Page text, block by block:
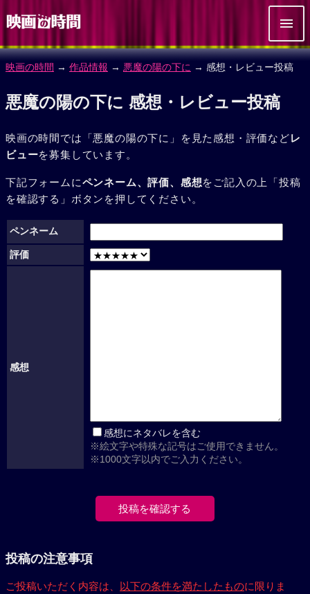
映画の時間 → 作品情報 → 悪魔の陽の下に → 感想・レビュー投稿
悪魔の陽の下に 感想・レビュー投稿
映画の時間では「悪魔の陽の下に」を見た感想・評価などレ
ビューを募集しています。
下記フォームにペンネーム、評価、感想をご記入の上「投稿
を確認する」ボタンを押してください。
ペンネーム
評価
感想
感想にネタバレを含む
※絵文字や特殊な記号はご使用できません。
※1000文字以内でご入力ください。
投稿の注意事項
ご投稿いただく内容は、 以下の条件を満たしたものに限りま